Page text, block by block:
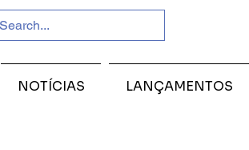
NOTÍCIAS LANÇAMENTOS